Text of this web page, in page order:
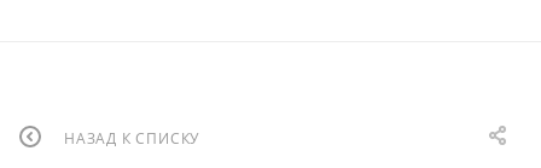
НАЗАД К СПИСКУ